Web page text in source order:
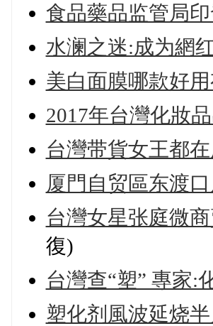
食品藥品监管局
水澜之迷:成为網
美白面膜哪款好
2017年台灣化妝
台灣带貨女王都
厦門自贸區东渡
台灣女星张庭微
復)
台灣查“塑” 專家:
塑化剂風波延烧